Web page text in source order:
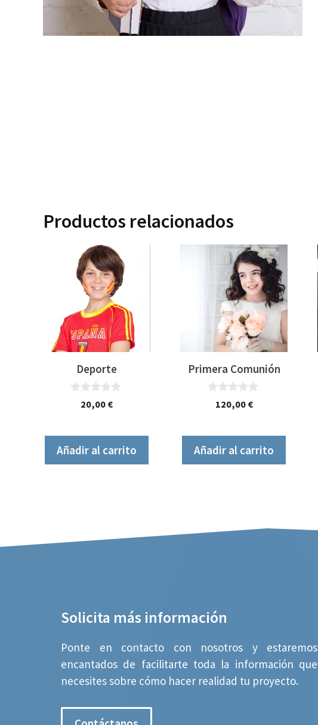
Productos relacionados
Deporte
20,00 €
Añadir al carrito
Primera Comunión
120,00 €
Añadir al carrito
Solicita más información
Ponte en contacto con nosotros y estaremos
encantados de facilitarte toda la información que
necesites sobre cómo hacer realidad tu proyecto.